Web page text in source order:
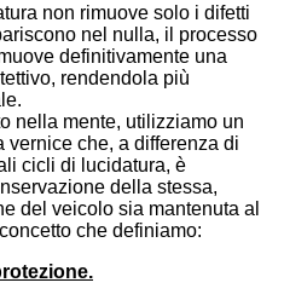
non rimuove solo i difetti
nel nulla, il processo
definitivamente una
rendendola più
nella mente, utilizziamo un
che, a differenza di
cicli di lucidatura, è
della stessa,
del veicolo sia mantenuta al
che definiamo: